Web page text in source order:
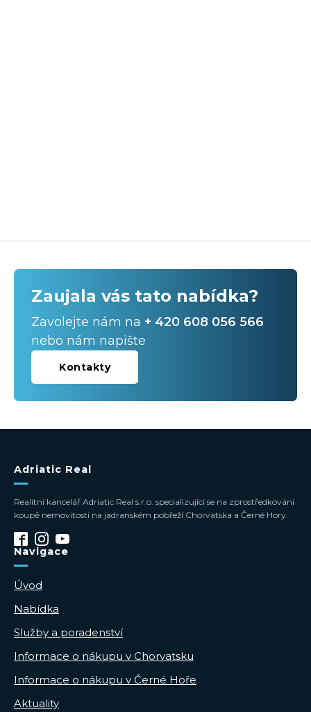
Zaujala vás tato nabídka?
Zavolejte nám na + 420 608 056 566
nebo nám napište
Kontakty
Adriatic Real
Realitní kancelář Adriatic Real s.r.o. specializující se na zprostředkování
koupě nemovitosti na jadranském pobřeží Chorvatska a Černé Hory.
Navigace
Úvod
Nabídka
Služby a poradenství
Informace o nákupu v Chorvatsku
Informace o nákupu v Černé Hoře
Aktuality